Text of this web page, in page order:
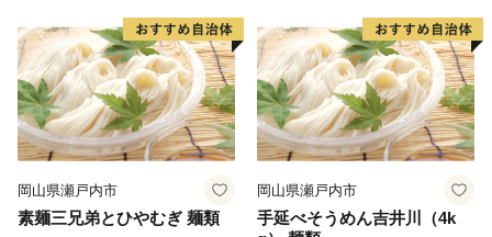
岡山県瀬戸内市
素麺三兄弟とひやむぎ 麺類
岡山県瀬戸内市
手延べそうめん吉井川（4k